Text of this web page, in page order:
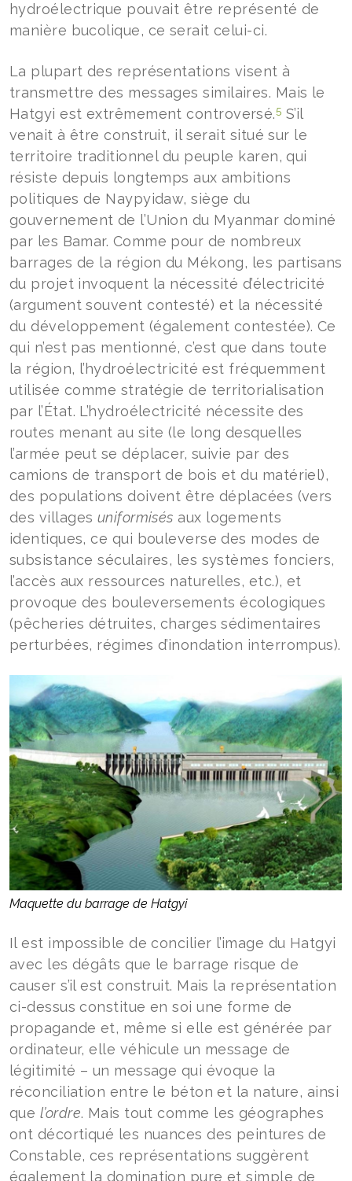
hydroélectrique pouvait être représenté de
manière bucolique, ce serait celui-ci.
La plupart des représentations visent à
transmettre des messages similaires. Mais le
Hatgyi est extrêmement controversé.5 S’il
venait à être construit, il serait situé sur le
territoire traditionnel du peuple karen, qui
résiste depuis longtemps aux ambitions
politiques de Naypyidaw, siège du
gouvernement de l’Union du Myanmar dominé
par les Bamar. Comme pour de nombreux
barrages de la région du Mékong, les partisans
du projet invoquent la nécessité d’électricité
(argument souvent contesté) et la nécessité
du développement (également contestée). Ce
qui n’est pas mentionné, c’est que dans toute
la région, l’hydroélectricité est fréquemment
utilisée comme stratégie de territorialisation
par l’État. L’hydroélectricité nécessite des
routes menant au site (le long desquelles
l’armée peut se déplacer, suivie par des
camions de transport de bois et du matériel),
des populations doivent être déplacées (vers
des villages uniformisés aux logements
identiques, ce qui bouleverse des modes de
subsistance séculaires, les systèmes fonciers,
l’accès aux ressources naturelles, etc.), et
provoque des bouleversements écologiques
(pêcheries détruites, charges sédimentaires
perturbées, régimes d’inondation interrompus).
Maquette du barrage de Hatgyi
Il est impossible de concilier l’image du Hatgyi
avec les dégâts que le barrage risque de
causer s’il est construit. Mais la représentation
ci-dessus constitue en soi une forme de
propagande et, même si elle est générée par
ordinateur, elle véhicule un message de
légitimité – un message qui évoque la
réconciliation entre le béton et la nature, ainsi
que l’ordre. Mais tout comme les géographes
ont décortiqué les nuances des peintures de
Constable, ces représentations suggèrent
également la domination pure et simple de